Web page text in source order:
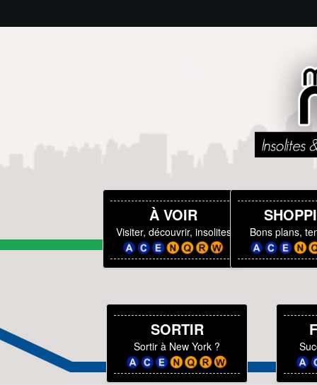
À VOIR
Visiter, découvrir, insolites Bons plans,
SORTIR
Sortir à New York ?